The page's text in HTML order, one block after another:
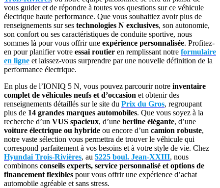
vous guider et de répondre à toutes vos questions sur ce véhicule
électrique haute performance. Que vous souhaitiez avoir plus de
renseignements sur ses technologies N exclusives, son autonomie,
son confort ou ses caractéristiques de conduite sportive, nous
sommes là pour vous offrir une expérience personnalisée. Profitez-
en pour planifier votre essai routier en remplissant notre formulaire
en ligne et laissez-vous surprendre par une nouvelle définition de la
performance électrique.
En plus de l’IONIQ 5 N, vous pouvez parcourir notre inventaire
complet de véhicules neufs et d’occasion et obtenir des
renseignements détaillés sur le site du Prix du Gros, regroupant
plus de 14 grandes marques automobiles. Que vous soyez à la
recherche d’un VUS spacieux, d’une berline élégante, d’une
voiture électrique ou hybride ou encore d’un camion robuste,
notre vaste sélection vous permettra de trouver le véhicule qui
correspond parfaitement à vos besoins et à votre style de vie. Chez
Hyundai Trois-Rivières, au 5225 boul. Jean-XXIII, nous
combinons conseils experts, service personnalisé et options de
financement flexibles pour vous offrir une expérience d’achat
automobile agréable et sans stress.